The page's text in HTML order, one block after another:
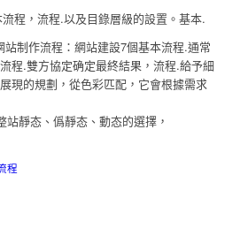
程，流程.以及目錄層級的設置。基本.
制作流程：網站建設7個基本流程.通常
程.雙方協定确定最終結果，流程.給予細
現的規劃，從色彩匹配，它會根據需求
站靜态、僞靜态、動态的選擇，
程